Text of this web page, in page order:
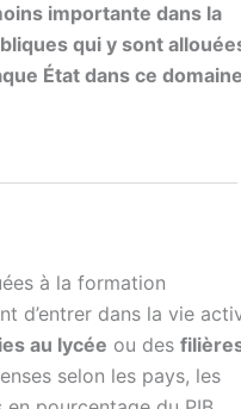
importante dans la
qui y sont
État dans ce
à la formation
d’entrer dans la vie
au lycée ou des
selon les pays, les